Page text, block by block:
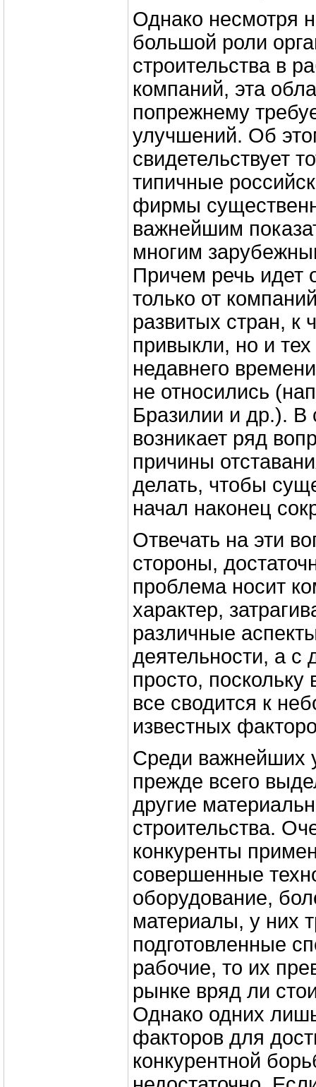
Однако несмотря
большой роли
строительства в
компаний, эта
попрежнему
улучшений. Об
свидетельствует
типичные
фирмы
важнейшим
многим
Причем речь идет
только от
развитых стран, к
привыкли, но и
недавнего
не относились
Бразилии и др.). В
возникает ряд
причины
делать, чтобы
начал наконец
Отвечать на эти
стороны,
проблема носит
характер,
различные
деятельности, а с
просто, поскольку
все сводится к
известных
Среди важнейших
прежде всего
другие
строительства.
конкуренты
совершенные
оборудование,
материалы, у них
подготовленные
рабочие, то их
рынке вряд ли
Однако одних
факторов для
конкурентной